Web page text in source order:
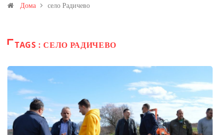
Иловица и со антимонот?
Дома село Радичево
TAGS : СЕЛО РАДИЧЕВО